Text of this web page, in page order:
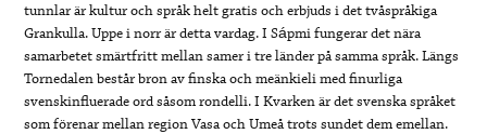
tunnlar är kultur och språk helt gratis och erbjuds i det tvåspråkiga
Grankulla. Uppe i norr är detta vardag. I Sápmi fungerar det nära
samarbetet smärtfritt mellan samer i tre länder på samma språk. Längs
Tornedalen består bron av finska och meänkieli med finurliga
svenskinfluerade ord såsom rondelli. I Kvarken är det svenska språket
som förenar mellan region Vasa och Umeå trots sundet dem emellan.